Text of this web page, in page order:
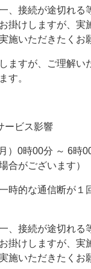
、接続が途切れる
掛けしますが、実
施いただきたくお
ますが、ご理解い
す。
ービス影響
）0時00分 ～ 6時
合がございます）
時的な通信断が１
、接続が途切れる
掛けしますが、実
施いただきたくお